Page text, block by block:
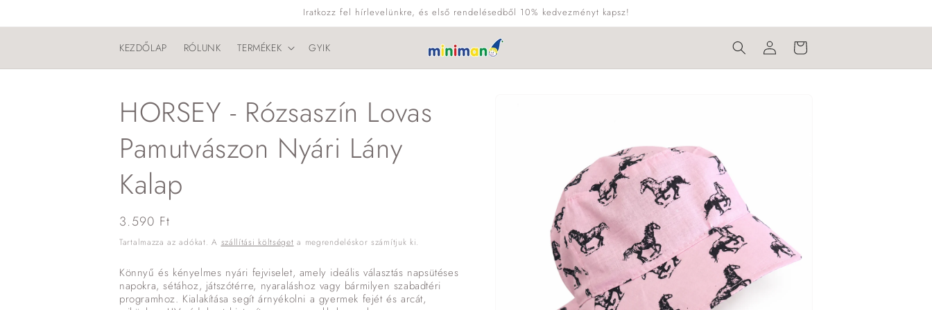
Iratkozz fel hírlevelünkre, és első rendelésedből 10% kedvezményt kapsz!
KEZDŐLAP RÓLUNK TERMÉKEK GYIK BejelentkezésKosár
HORSEY - Rózsaszín Lovas
Pamutvászon Nyári Lány
Kalap
Normál
ár
3.590 Ft
Tartalmazza az adókat. A szállítási költséget a megrendeléskor számítjuk ki.
Könnyű és kényelmes nyári fejviselet, amely ideális választás napsütéses
napokra, sétához, játszótérre, nyaraláshoz vagy bármilyen szabadtéri
programhoz. Kialakítása segít árnyékolni a gyermek fejét és arcát,